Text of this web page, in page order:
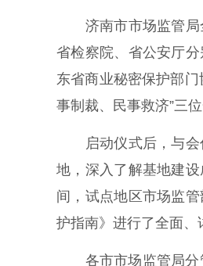
济南市市场监管局全
省检察院、省公安厅
东省商业秘密保护部
事制裁、民事救济”三
启动仪式后，与会
地，深入了解基地建
间，试点地区市场监
护指南》进行了全面、
各市市场监管局分管